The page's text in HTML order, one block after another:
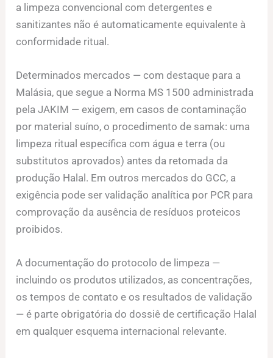
a limpeza convencional com detergentes e
sanitizantes não é automaticamente equivalente à
conformidade ritual.
Determinados mercados — com destaque para a
Malásia, que segue a Norma MS 1500 administrada
pela JAKIM — exigem, em casos de contaminação
por material suíno, o procedimento de samak: uma
limpeza ritual específica com água e terra (ou
substitutos aprovados) antes da retomada da
produção Halal. Em outros mercados do GCC, a
exigência pode ser validação analítica por PCR para
comprovação da ausência de resíduos proteicos
proibidos.
A documentação do protocolo de limpeza —
incluindo os produtos utilizados, as concentrações,
os tempos de contato e os resultados de validação
— é parte obrigatória do dossiê de certificação Halal
em qualquer esquema internacional relevante.